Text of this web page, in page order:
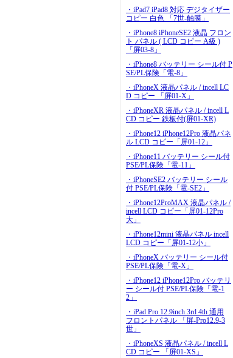
・iPad7 iPad8 対応 デジタイザー
コピー 白色 「7世-触膜」
・iPhone8 iPhoneSE2 液晶 フロン
ト パネル ( LCD コピー A級 )
「屏03-8」
・iPhone8 バッテリー シール付 P
SE/PL保険「電-8」
・iPhoneX 液晶パネル / incell LC
D コピー 「屏01-X」
・iPhoneXR 液晶パネル / incell L
CD コピー 鉄板付(屏01-XR)
・iPhone12 iPhone12Pro 液晶パネ
ル LCD コピー「屏01-12」
・iPhone11 バッテリー シール付
PSE/PL保険「電-11」
・iPhoneSE2 バッテリー シール
付 PSE/PL保険「電-SE2」
・iPhone12ProMAX 液晶パネル /
incell LCD コピー「屏01-12Pro
大」
・iPhone12mini 液晶パネル incell
LCD コピー「屏01-12小」
・iPhoneX バッテリー シール付
PSE/PL保険「電-X」
・iPhone12 iPhone12Pro バッテリ
ー シール付 PSE/PL保険「電-1
2」
・iPad Pro 12.9inch 3rd 4th 通用
フロントパネル 「屏-Pro12.9-3
世」
・iPhoneXS 液晶パネル / incell L
CD コピー 「屏01-XS」